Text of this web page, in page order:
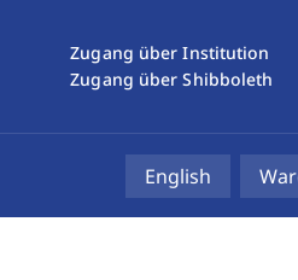
Zugang über Institution
Zugang über Shibboleth
English